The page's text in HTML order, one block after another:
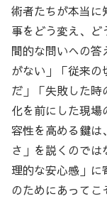
術者たちが本当に
事をどう変え、ど
間的な問いへの答
がない」「従来の
だ」「失敗した時
化を前にした現
容性を高める鍵は
さ」を説くので
理的な安心感」に
のためにあってこ